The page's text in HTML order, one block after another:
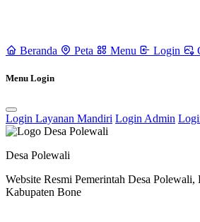
Beranda Peta Menu Login
Menu Login
Login Layanan Mandiri Login Admin
Desa Polewali
Website Resmi Pemerintah Desa
Kabupaten Bone